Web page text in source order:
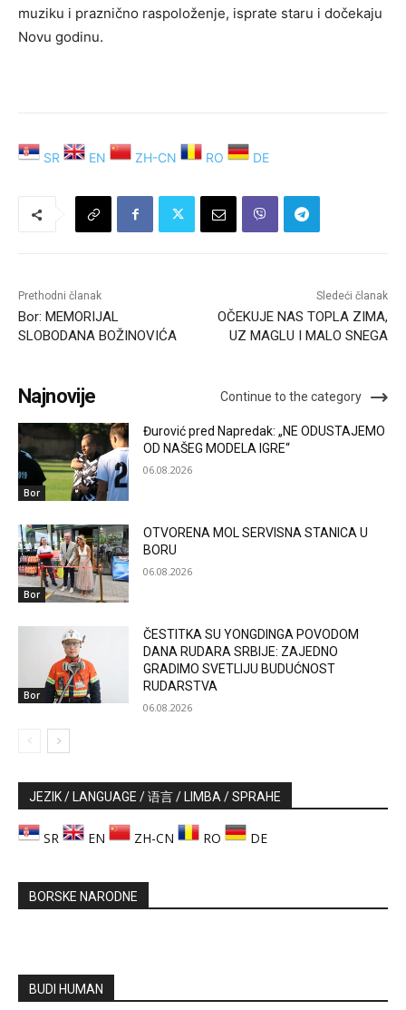
muziku i praznično raspoloženje, isprate staru i dočekaju
Novu godinu.
SR EN ZH-CN RO DE
Prethodni članak
Bor: MEMORIJAL
SLOBODANA BOŽINOVIĆA
Sledeći članak
OČEKUJE NAS TOPLA ZIMA,
UZ MAGLU I MALO SNEGA
Najnovije Continue to the category
Bor
Đurović pred Napredak: „NE ODUSTAJEMO
OD NAŠEG MODELA IGRE“
06.08.2026
Bor
OTVORENA MOL SERVISNA STANICA U
BORU
06.08.2026
Bor
ČESTITKA SU YONGDINGA POVODOM
DANA RUDARA SRBIJE: ZAJEDNO
GRADIMO SVETLIJU BUDUĆNOST
RUDARSTVA
06.08.2026
JEZIK / LANGUAGE / 语言 / LIMBA / SPRAHE
SR EN ZH-CN RO DE
BORSKE NARODNE
BUDI HUMAN